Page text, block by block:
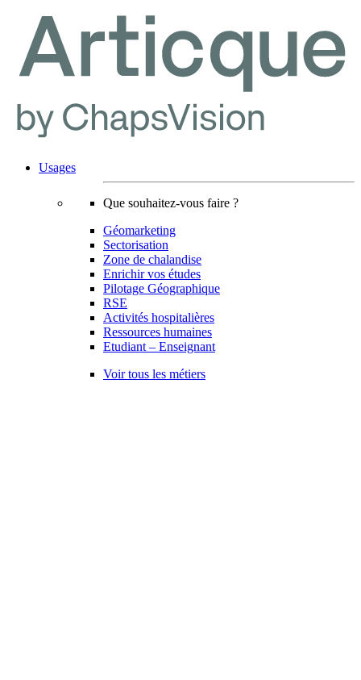
Usages
Que souhaitez-vous faire ?
Géomarketing
Sectorisation
Zone de chalandise
Enrichir vos études
Pilotage Géographique
RSE
Activités hospitalières
Ressources humaines
Etudiant – Enseignant
Voir tous les métiers